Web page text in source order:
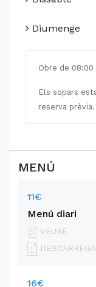
Diumenge
Obre de 08:00
Els sopars
reserva prèvia.
MENÚ
11€
Menú diari
VEURE
16€